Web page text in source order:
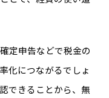
定申告などで税金の
化につながるでしょ
できることから、無